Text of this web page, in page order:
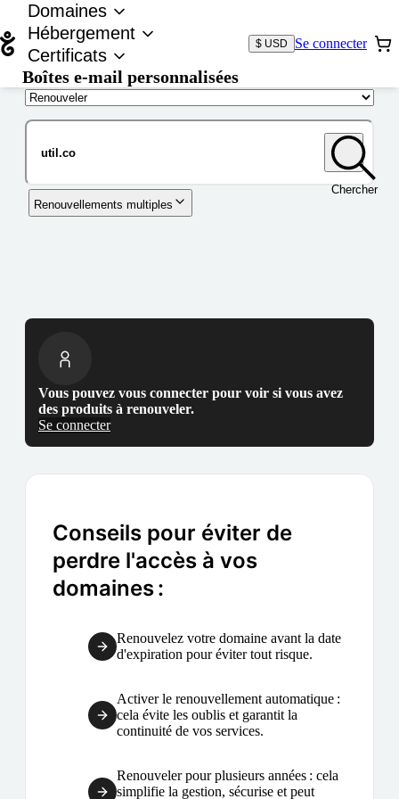
Domaines
Hébergement
Certificats
Boîtes e-mail personnalisées
$ USD Se connecter
Chercher
Renouvellements multiples
Vous pouvez vous connecter pour voir si vous avez
des produits à renouveler.
Se connecter
Conseils pour éviter de
perdre l'accès à vos
domaines :
Renouvelez votre domaine avant la date
d'expiration pour éviter tout risque.
Activer le renouvellement automatique :
cela évite les oublis et garantit la
continuité de vos services.
Renouveler pour plusieurs années : cela
simplifie la gestion, sécurise et peut